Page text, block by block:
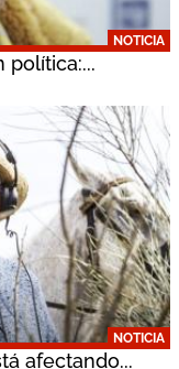
NOTICIA
política:...
NOTICIA
afectando...